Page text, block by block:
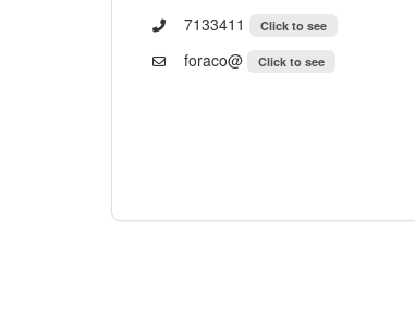
7133411
Click to see
foraco@ Click to see